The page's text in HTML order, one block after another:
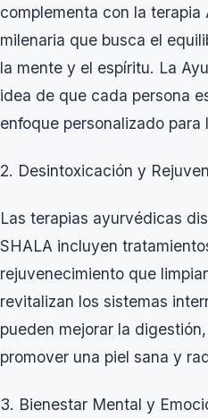
complementa con la
milenaria que busca el
la mente y el espíritu. La
idea de que cada persona
enfoque personalizado para
2. Desintoxicación y
Las terapias ayurvédicas
SHALA incluyen
rejuvenecimiento que
revitalizan los sistemas
pueden mejorar la
promover una piel sana y
3. Bienestar Mental y